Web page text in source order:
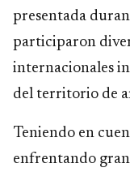
presentada
participaron
internacionales
del territorio de
Teniendo en
enfrentando